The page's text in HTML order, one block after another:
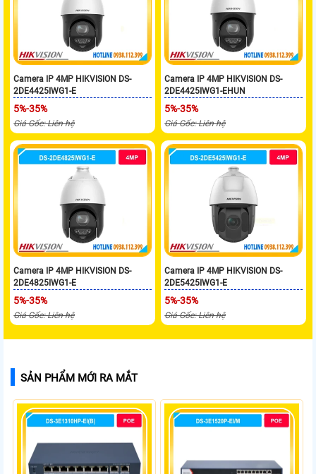
Camera IP 4MP HIKVISION DS-
2DE4425IWG1-E
5%-35%
Giá Gốc: Liên hệ
Camera IP 4MP HIKVISION DS-
2DE4425IWG1-EHUN
5%-35%
Giá Gốc: Liên hệ
Camera IP 4MP HIKVISION DS-
2DE4825IWG1-E
5%-35%
Giá Gốc: Liên hệ
Camera IP 4MP HIKVISION DS-
2DE5425IWG1-E
5%-35%
Giá Gốc: Liên hệ
SẢN PHẨM MỚI RA MẮT